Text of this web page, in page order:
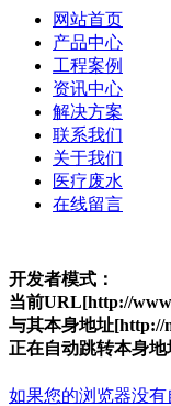
网站首页
产品中心
工程案例
资讯中心
解决方案
联系我们
关于我们
医疗废水
在线留言
开发者模式：
当前URL[http://
与其本身地址[http://
正在自动跳转本身地
如果您的浏览器没